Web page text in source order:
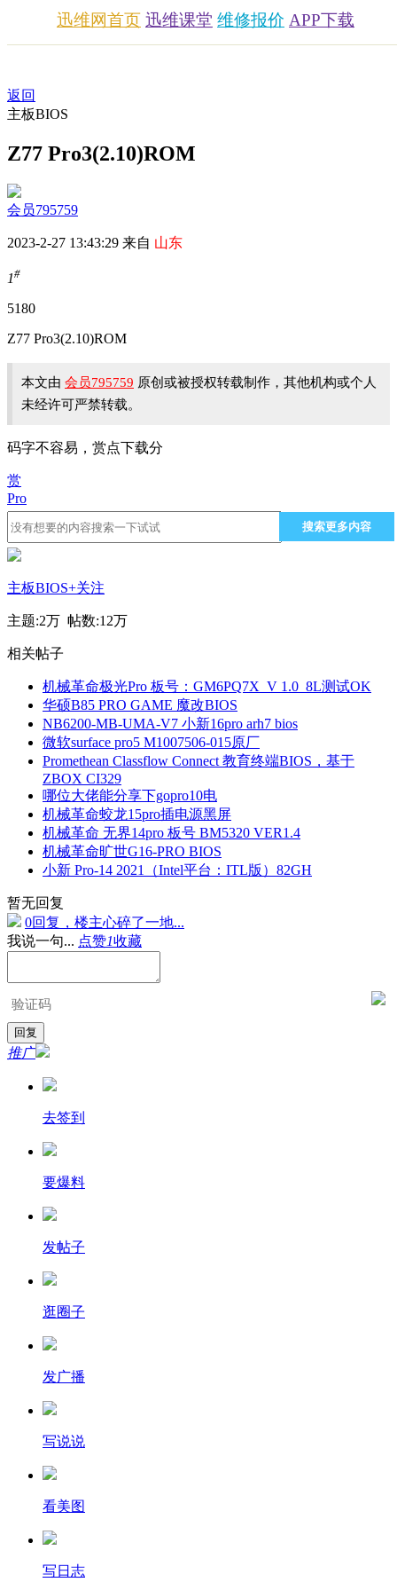
迅维网首页 迅维课堂 维修报价 APP下载
返回
主板BIOS
Z77 Pro3(2.10)ROM
会员795759
2023-2-27 13:43:29 来自 山东
1#
5180
Z77 Pro3(2.10)ROM
本文由 会员795759 原创或被授权转载制作，其他机构或个人
未经许可严禁转载。
码字不容易，赏点下载分
赏
Pro
搜索更多内容
主板BIOS+关注
主题:2万 帖数:12万
相关帖子
机械革命极光Pro 板号：GM6PQ7X_V 1.0_8L测试OK
华硕B85 PRO GAME 魔改BIOS
NB6200-MB-UMA-V7 小新16pro arh7 bios
微软surface pro5 M1007506-015原厂
Promethean Classflow Connect 教育终端BIOS，基于
ZBOX CI329
哪位大佬能分享下gopro10电
机械革命蛟龙15pro插电源黑屏
机械革命 无界14pro 板号 BM5320 VER1.4
机械革命旷世G16-PRO BIOS
小新 Pro-14 2021（Intel平台：ITL版）82GH
暂无回复
0回复，楼主心碎了一地...
我说一句... 点赞1收藏
推广
去签到
要爆料
发帖子
逛圈子
发广播
写说说
看美图
写日志